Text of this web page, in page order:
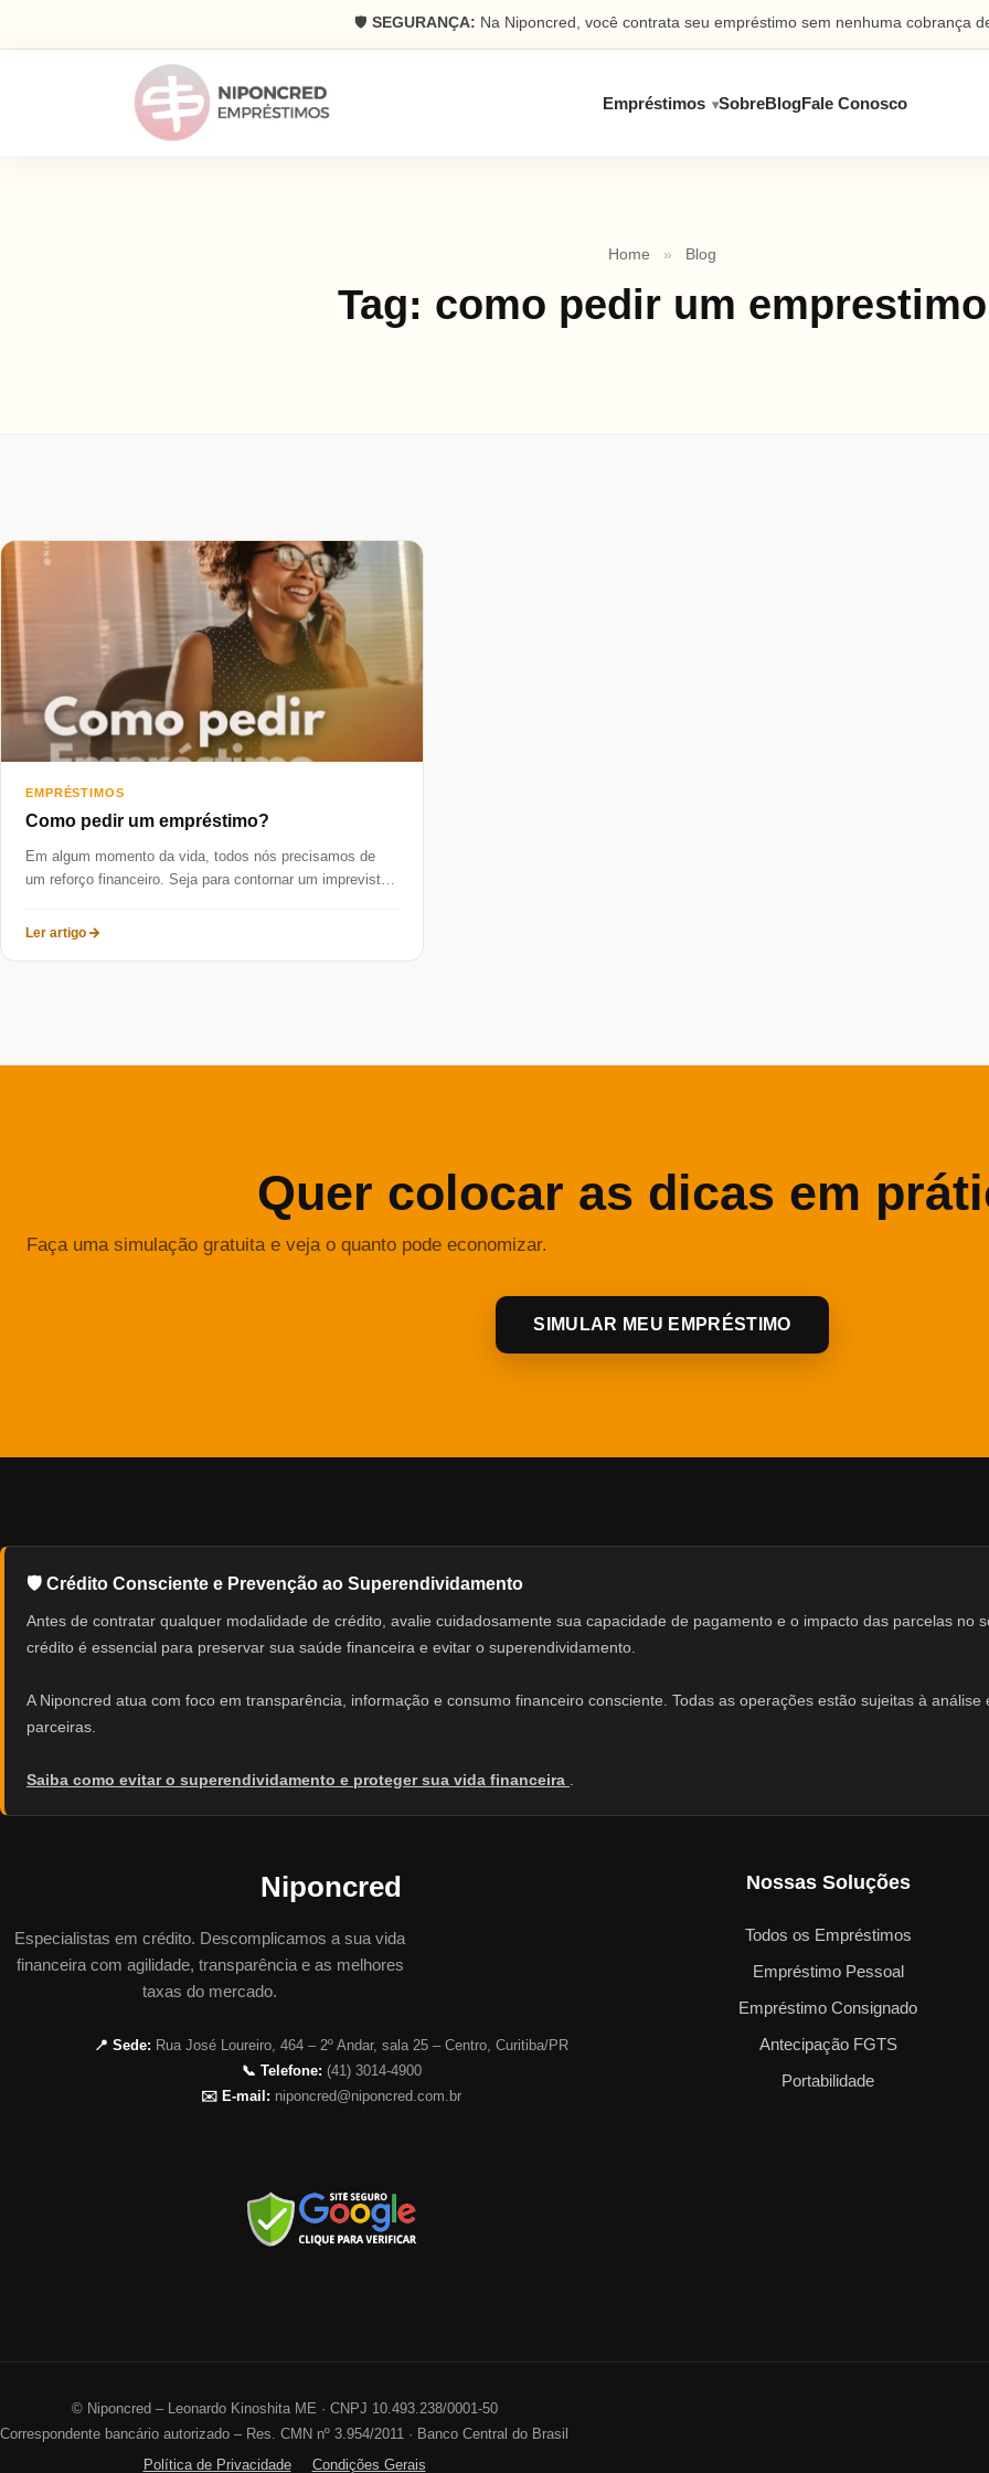
🛡️ SEGURANÇA: Na Niponcred, você contrata seu empréstimo sem nenhuma cobrança
Empréstimos SobreBlogFale Conosco
Home » Blog
Tag: como pedir um emprestimo
EMPRÉSTIMOS
Como pedir um empréstimo?
Em algum momento da vida, todos nós precisamos de
um reforço financeiro. Seja para contornar um imprevisto
Ler artigo
Quer colocar as dicas em
Faça uma simulação gratuita e veja o quanto pode economizar.
SIMULAR MEU EMPRÉSTIMO
🛡️ Crédito Consciente e Prevenção ao Superendividamento
Antes de contratar qualquer modalidade de crédito, avalie cuidadosamente sua capacidade de pagamento e o impacto das parcelas no
crédito é essencial para preservar sua saúde financeira e evitar o superendividamento.
A Niponcred atua com foco em transparência, informação e consumo financeiro consciente. Todas as operações estão sujeitas à
parceiras.
Saiba como evitar o superendividamento e proteger sua vida financeira
Niponcred
Especialistas em crédito. Descomplicamos a sua vida
financeira com agilidade, transparência e as melhores
taxas do mercado.
📍 Sede: Rua José Loureiro, 464 – 2º Andar, sala 25 – Centro, Curitiba/PR
📞 Telefone: (41) 3014-4900
✉️ E-mail: niponcred@niponcred.com.br
Nossas Soluções
Todos os Empréstimos
Empréstimo Pessoal
Empréstimo Consignado
Antecipação FGTS
Portabilidade
© Niponcred – Leonardo Kinoshita ME · CNPJ 10.493.238/0001-50
Correspondente bancário autorizado – Res. CMN nº 3.954/2011 · Banco Central do Brasil
Política de Privacidade
Condições Gerais